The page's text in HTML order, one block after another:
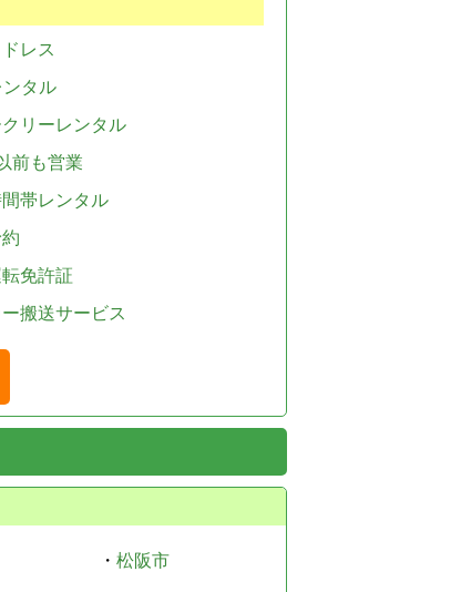
レス
タル
リーレンタル
前も営業
帯レンタル
免許証
搬送サービス
・ 松阪市